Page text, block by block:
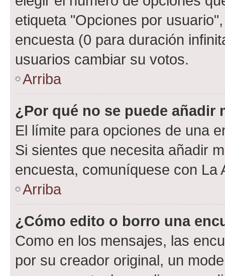
etiqueta "Opciones por
encuesta (0 para duración
usuarios cambiar su votos.
Arriba
¿Por qué no se puede añadir
El límite para opciones de una
Si sientes que necesita añadir
encuesta, comuníquese con La
Arriba
¿Cómo edito o borro una
Como en los mensajes, las
por su creador original, un